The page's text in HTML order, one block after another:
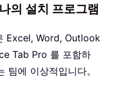
의 설치 프로그램
Excel, Word, Outlook
Tab Pro 를 포함하
에 이상적입니다。